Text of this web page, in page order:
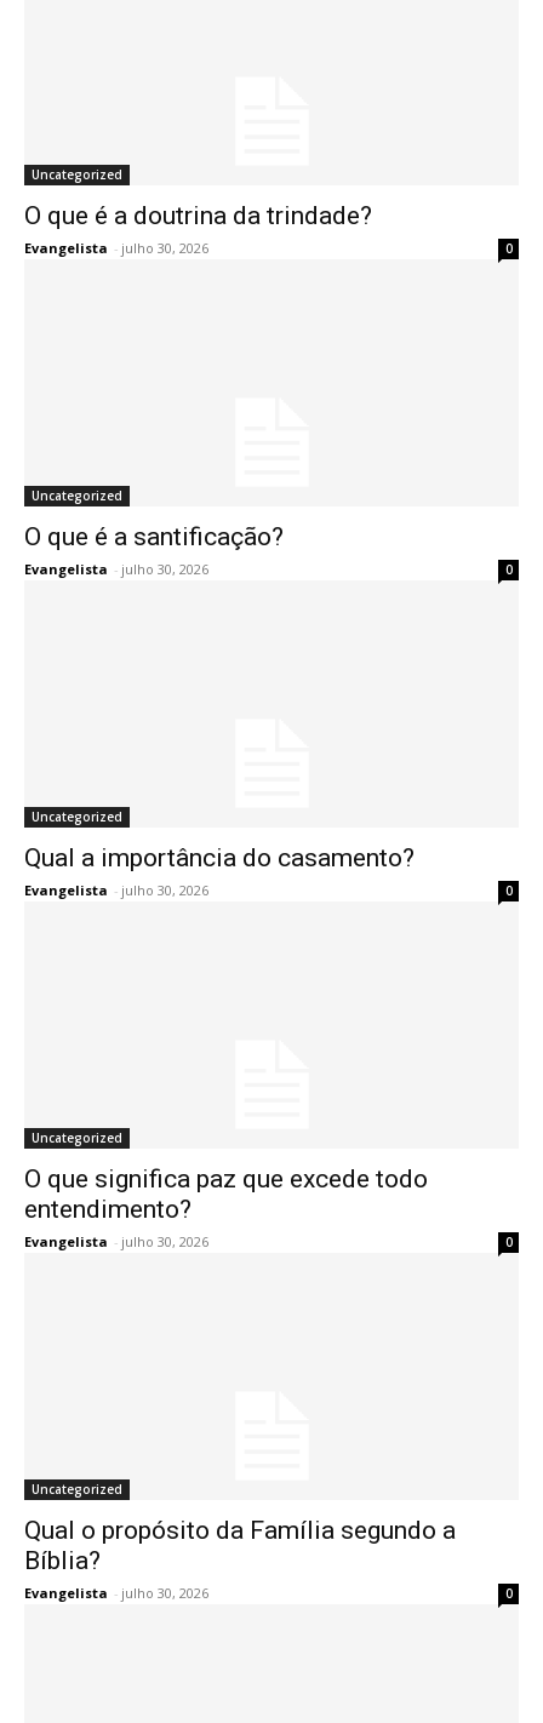
Uncategorized
O que é a doutrina da trindade?
Evangelista - julho 30, 2026 0
Uncategorized
O que é a santificação?
Evangelista - julho 30, 2026 0
Uncategorized
Qual a importância do casamento?
Evangelista - julho 30, 2026 0
Uncategorized
O que significa paz que excede todo
entendimento?
Evangelista - julho 30, 2026 0
Uncategorized
Qual o propósito da Família segundo a
Bíblia?
Evangelista - julho 30, 2026 0